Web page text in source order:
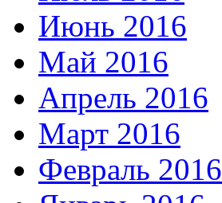
Июнь 2016
Май 2016
Апрель 2016
Март 2016
Февраль 2016